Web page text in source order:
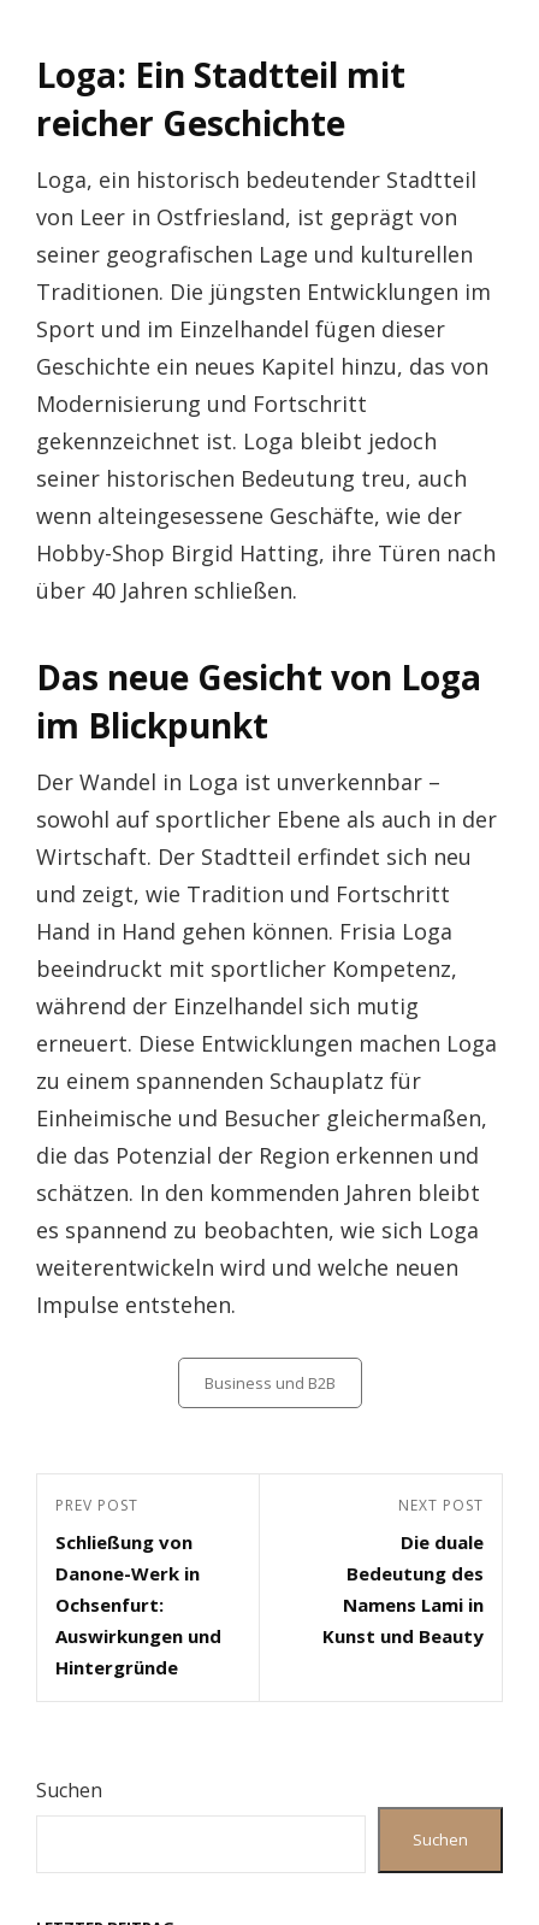
Loga: Ein Stadtteil mit
reicher Geschichte
Loga, ein historisch bedeutender Stadtteil
von Leer in Ostfriesland, ist geprägt von
seiner geografischen Lage und kulturellen
Traditionen. Die jüngsten Entwicklungen im
Sport und im Einzelhandel fügen dieser
Geschichte ein neues Kapitel hinzu, das von
Modernisierung und Fortschritt
gekennzeichnet ist. Loga bleibt jedoch
seiner historischen Bedeutung treu, auch
wenn alteingesessene Geschäfte, wie der
Hobby-Shop Birgid Hatting, ihre Türen nach
über 40 Jahren schließen.
Das neue Gesicht von Loga
im Blickpunkt
Der Wandel in Loga ist unverkennbar –
sowohl auf sportlicher Ebene als auch in der
Wirtschaft. Der Stadtteil erfindet sich neu
und zeigt, wie Tradition und Fortschritt
Hand in Hand gehen können. Frisia Loga
beeindruckt mit sportlicher Kompetenz,
während der Einzelhandel sich mutig
erneuert. Diese Entwicklungen machen Loga
zu einem spannenden Schauplatz für
Einheimische und Besucher gleichermaßen,
die das Potenzial der Region erkennen und
schätzen. In den kommenden Jahren bleibt
es spannend zu beobachten, wie sich Loga
weiterentwickeln wird und welche neuen
Impulse entstehen.
Business und B2B
Beitragsnavigation
Previous
Post
PREV POST
Schließung von
Danone-Werk in
Ochsenfurt:
Auswirkungen und
Hintergründe
NEXT POST
Die duale
Bedeutung des
Namens Lami in
Kunst und Beauty
Suchen
Suchen